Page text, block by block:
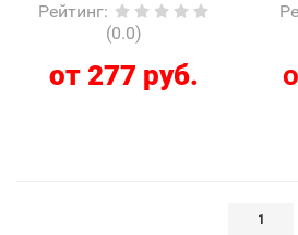
Рейтинг:
(0.0)
от 277 руб.
1